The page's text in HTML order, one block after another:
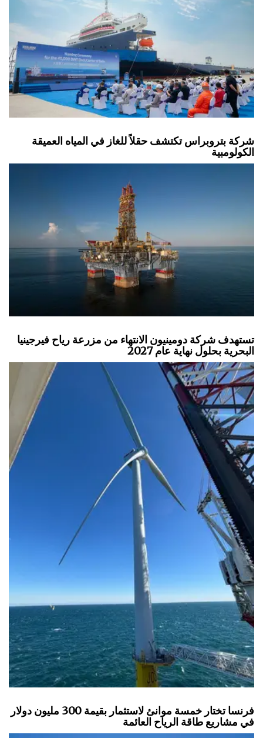
شركة بتروبراس تكتشف حقلاً للغاز في المياه العميقة
الكولومبية
تستهدف شركة دومينيون الانتهاء من مزرعة رياح فيرجينيا
البحرية بحلول نهاية عام 2027
فرنسا تختار خمسة موانئ لاستثمار بقيمة 300 مليون دولار
في مشاريع طاقة الرياح العائمة